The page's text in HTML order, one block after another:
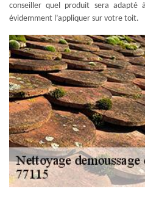
conseiller quel produit sera
évidemment l’appliquer sur votre toit.